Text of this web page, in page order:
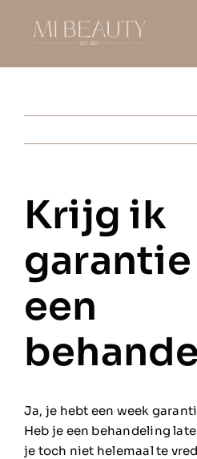
Krijg ik
een
Ja, je hebt een week
Heb je een behandeling
je toch niet helemaal te